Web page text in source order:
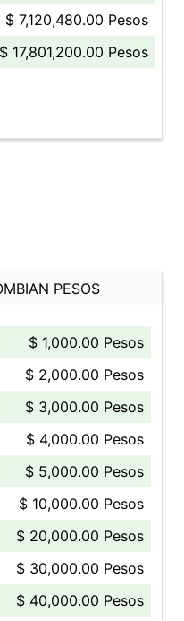
$ 7,120,480.00 Pesos
$ 17,801,200.00 Pesos
PESOS
$ 1,000.00 Pesos
$ 2,000.00 Pesos
$ 3,000.00 Pesos
$ 4,000.00 Pesos
$ 5,000.00 Pesos
$ 10,000.00 Pesos
$ 20,000.00 Pesos
$ 30,000.00 Pesos
$ 40,000.00 Pesos